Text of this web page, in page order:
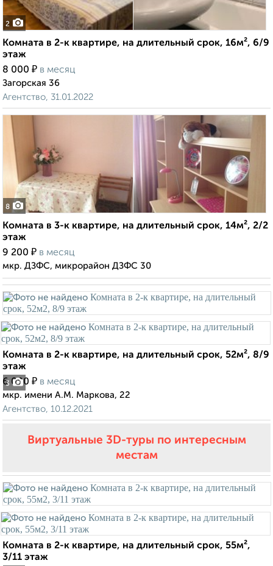
2
Комната в 2-к квартире, на длительный срок, 16м², 6/9
этаж
8 000 ₽ в месяц
Загорская 36
Агентство, 31.01.2022
8
Комната в 3-к квартире, на длительный срок, 14м², 2/2
этаж
9 200 ₽ в месяц
мкр. ДЗФС, микрорайон ДЗФС 30
3
Комната в 2-к квартире, на длительный срок, 52м², 8/9
этаж
6 000 ₽ в месяц
мкр. имени А.М. Маркова, 22
Агентство, 10.12.2021
Виртуальные 3D-туры по интересным
местам
Комната в 2-к квартире, на длительный срок, 55м²,
3/11 этаж